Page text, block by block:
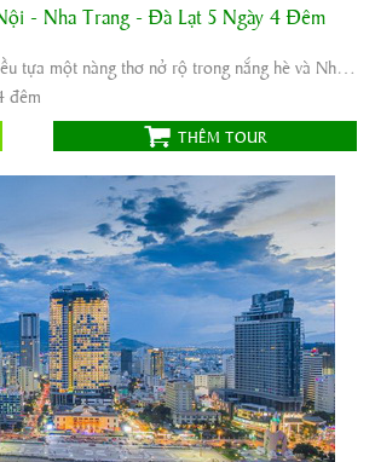
Nội Nha Trang Đà Lạt
5 Ngày - 4 đêm
Máy bay/ô tô
- Nha Trang - Đà Lạt 5 Ngày 4 Đêm
Đà Lạt vẻ đẹp yêu kiều tựa một nàng thơ nở rộ trong nắng hè và Nha Trang, được ví ...
đêm
THÊM TOUR